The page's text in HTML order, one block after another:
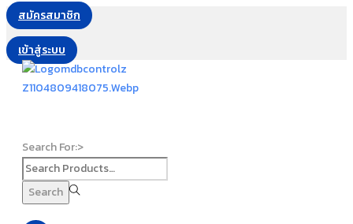
สมัครสมาชิก
เข้าสู่ระบบ
Search For:>
Search